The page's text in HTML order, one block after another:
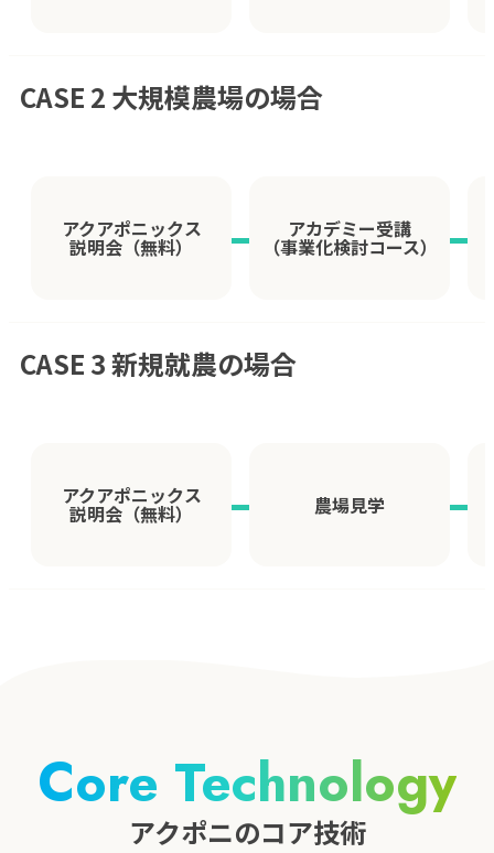
CASE 2 大規模農場の場合
アクアポニックス
説明会（無料）
アカデミー受講
（事業化検討コース）
CASE 3 新規就農の場合
アクアポニックス
説明会（無料） 農場見学
Core Technology
アクポニのコア技術